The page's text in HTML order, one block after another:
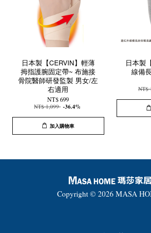
日本製【CERVIN】輕薄
拇指護腕固定帶~ 布施接
骨院醫師研發監製 男女/左
右適用
NT$ 699
NT$ 1,099 -36.4%
加入購物車
日本製
線備
NT$
Copyright © 2026 MASA